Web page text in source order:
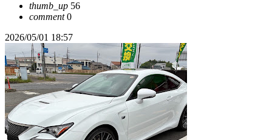
thumb_up 56
comment0
2026/05/01 18:57